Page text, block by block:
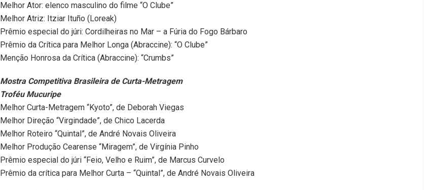
Melhor Ator: elenco masculino do filme “O Clube”
Melhor Atriz: Itziar Ituño (Loreak)
Prêmio especial do júri: Cordilheiras no Mar – a Fúria do Fogo Bárbaro
Prêmio da Crítica para Melhor Longa (Abraccine): “O Clube”
Menção Honrosa da Crítica (Abraccine): “Crumbs”
Mostra Competitiva Brasileira de Curta-Metragem
Troféu Mucuripe
Melhor Curta-Metragem “Kyoto”, de Deborah Viegas
Melhor Direção “Virgindade”, de Chico Lacerda
Melhor Roteiro “Quintal”, de André Novais Oliveira
Melhor Produção Cearense “Miragem”, de Virgínia Pinho
Prêmio especial do júri “Feio, Velho e Ruim”, de Marcus Curvelo
Prêmio da crítica para Melhor Curta – “Quintal”, de André Novais Oliveira